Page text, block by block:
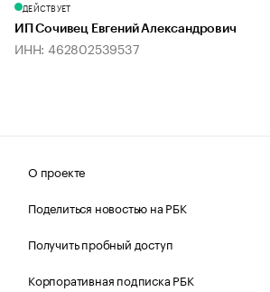
ДЕЙСТВУЕТ
ИП Сочивец Евгений Александрович
ИНН: 462802539537
О проекте
Поделиться новостью на РБК
Получить пробный доступ
Корпоративная подписка РБК